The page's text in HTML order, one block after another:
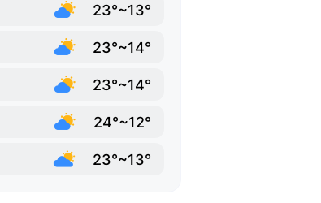
23°~13°
23°~14°
23°~14°
24°~12°
23°~13°